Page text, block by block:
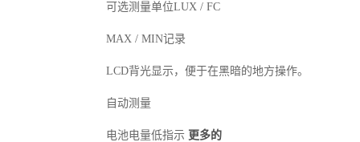
可选测量单位LUX / FC
MAX / MIN记录
LCD背光显示，便于在黑暗的地方操作。
自动测量
电池电量低指示 更多的